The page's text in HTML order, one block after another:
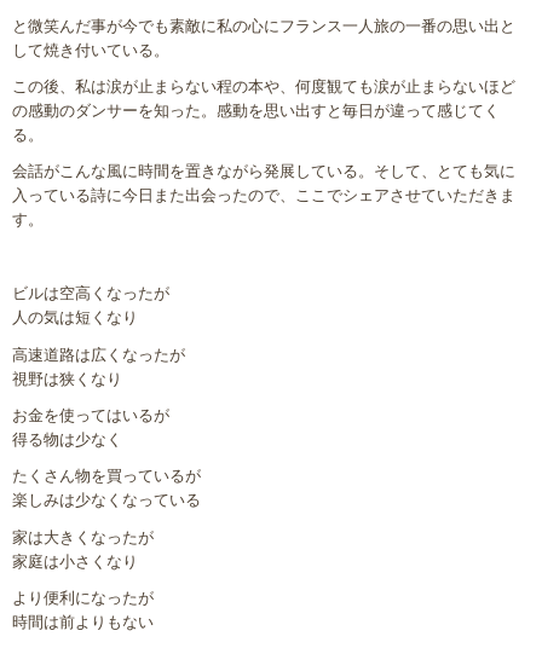
と微笑んだ事が今でも素敵に私の心にフランス一人旅の一番の思い出と
して焼き付いている。
この後、私は涙が止まらない程の本や、何度観ても涙が止まらないほど
の感動のダンサーを知った。感動を思い出すと毎日が違って感じてく
る。
会話がこんな風に時間を置きながら発展している。そして、とても気に
入っている詩に今日また出会ったので、ここでシェアさせていただきま
す。
ビルは空高くなったが
人の気は短くなり
高速道路は広くなったが
視野は狭くなり
お金を使ってはいるが
得る物は少なく
たくさん物を買っているが
楽しみは少なくなっている
家は大きくなったが
家庭は小さくなり
より便利になったが
時間は前よりもない